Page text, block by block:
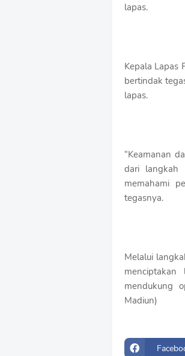
lapas.
Kepala Lapas
bertindak
lapas.
“Keamanan
dari langkah
memahami
tegasnya.
Melalui
mendukung
Madiun)